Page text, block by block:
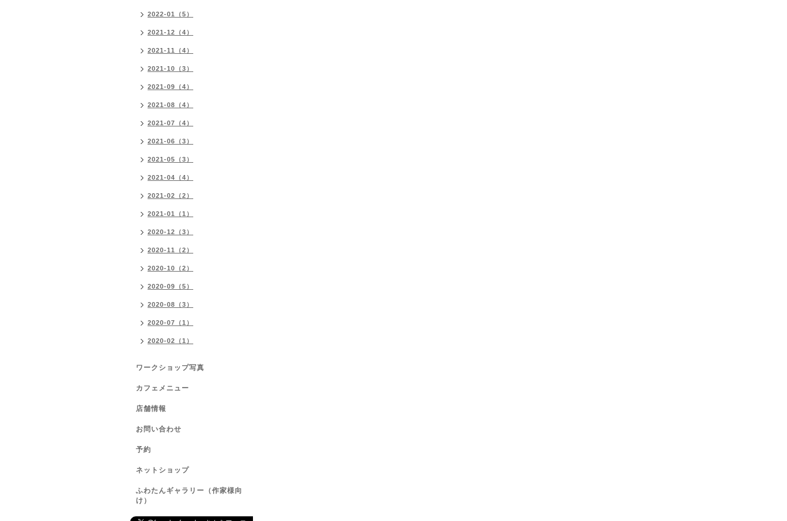
2022-01（5）
2021-12（4）
2021-11（4）
2021-10（3）
2021-09（4）
2021-08（4）
2021-07（4）
2021-06（3）
2021-05（3）
2021-04（4）
2021-02（2）
2021-01（1）
2020-12（3）
2020-11（2）
2020-10（2）
2020-09（5）
2020-08（3）
2020-07（1）
2020-02（1）
ワークショップ写真
カフェメニュー
店舗情報
お問い合わせ
予約
ネットショップ
ふわたんギャラリー（作家様向
け）